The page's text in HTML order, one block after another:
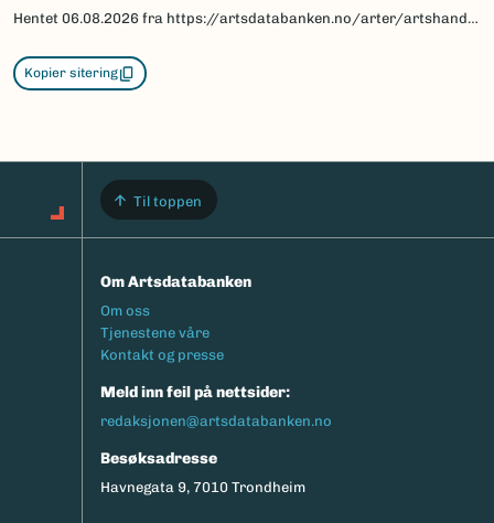
Hentet 06.08.2026 fra https://artsdatabanken.no/arter/artshandbok-bier
Kopier sitering
Til toppen
Om Artsdatabanken
Footermeny
Om oss
Tjenestene våre
Kontakt og presse
Meld inn feil på nettsider:
redaksjonen@artsdatabanken.no
Besøksadresse
Havnegata 9, 7010 Trondheim